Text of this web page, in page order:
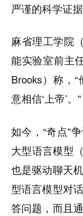
严谨的科学证
麻省理工学院
能实验室前主
Brooks）称，
意相信‘上帝’。”
如今，“奇点”
大型语言模型
也是驱动聊天
型语言模型对
答问题，而且